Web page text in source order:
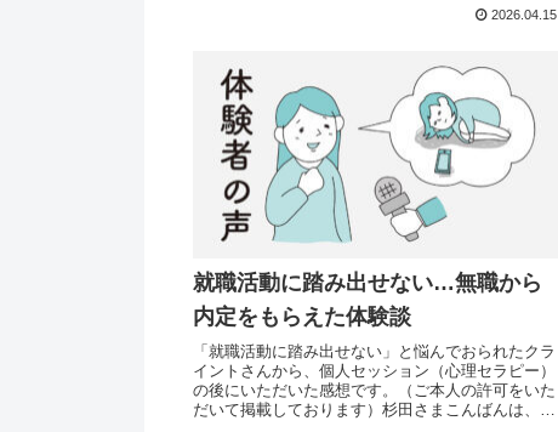
2026.04.15
就職活動に踏み出せない…無職から
内定をもらえた体験談
「就職活動に踏み出せない」と悩んでおられたクラ
イントさんから、個人セッション（心理セラピー）
の後にいただいた感想です。（ご本人の許可をいた
だいて掲載しております）杉田さまこんばんは、